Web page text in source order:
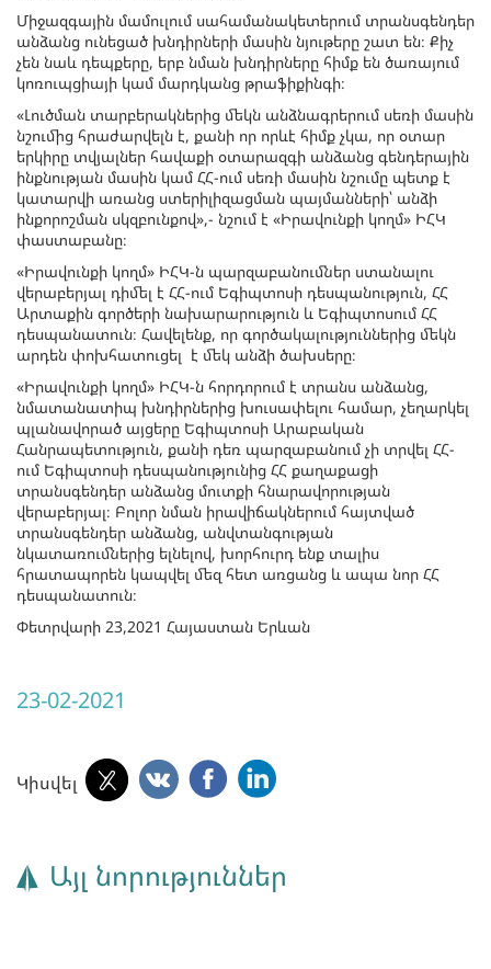
Միջազգային մամուլում սահամանակետերում տրանսգենդեր
անձանց ունեցած խնդիրների մասին նյութերը շատ են։ Քիչ
չեն նաև դեպքերը, երբ նման խնդիրները հիմք են ծառայում
կոռուպցիայի կամ մարդկանց թրաֆիքինգի։
«Լուծման տարբերակներից մեկն անձնագրերում սեռի մասին
նշումից հրաժարվելն է, քանի որ որևէ հիմք չկա, որ օտար
երկիրը տվյալներ հավաքի օտարազգի անձանց գենդերային
ինքնության մասին կամ ՀՀ-ում սեռի մասին նշումը պետք է
կատարվի առանց ստերիլիզացման պայմանների՝ անձի
ինքորոշման սկզբունքով»,- նշում է «Իրավունքի կողմ» ԻՀԿ
փաստաբանը։
«Իրավունքի կողմ» ԻՀԿ-ն պարզաբանումներ ստանալու
վերաբերյալ դիմել է ՀՀ-ում Եգիպտոսի դեսպանություն, ՀՀ
Արտաքին գործերի նախարարություն և Եգիպտոսում ՀՀ
դեսպանատուն։ Հավելենք, որ գործակալություններից մեկն
արդեն փոխհատուցել է մեկ անձի ծախսերը։
«Իրավունքի կողմ» ԻՀԿ-ն հորդորում է տրանս անձանց,
նմատանատիպ խնդիրներից խուսափելու համար, չեղարկել
պլանավորած այցերը Եգիպտոսի Արաբական
Հանրապետություն, քանի դեռ պարզաբանում չի տրվել ՀՀ-
ում Եգիպտոսի դեսպանությունից ՀՀ քաղաքացի
տրանսգենդեր անձանց մուտքի հնարավորության
վերաբերյալ։ Բոլոր նման իրավիճակներում հայտված
տրանսգենդեր անձանց, անվտանգության
նկատառումներից ելնելով, խորհուրդ ենք տալիս
հրատապորեն կապվել մեզ հետ առցանց և ապա նոր ՀՀ
դեսպանատուն։
Փետրվարի 23,2021 Հայաստան Երևան
23-02-2021
Կիսվել
Այլ նորություններ